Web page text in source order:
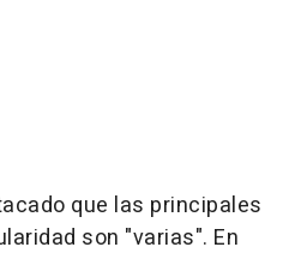
que las principales
son "varias". En